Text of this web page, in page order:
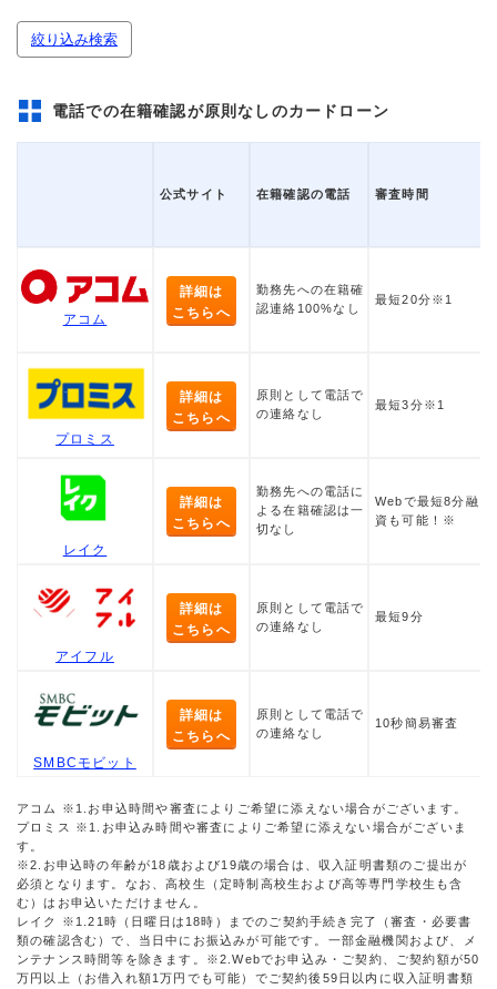
絞り込み検索
電話での在籍確認が原則なしのカードローン
公式サイト 在籍確認の電話 審査時間
アコム
詳細は
こちらへ
勤務先への在籍確
認連絡100%なし
最短20分※1
プロミス
詳細は
こちらへ
原則として電話で
の連絡なし
最短3分※1
レイク
詳細は
こちらへ
勤務先への電話に
よる在籍確認は一
切なし
Webで最短8分融
資も可能！※
アイフル
詳細は
こちらへ
原則として電話で
の連絡なし
最短9分
SMBCモビット
詳細は
こちらへ
原則として電話で
の連絡なし
10秒簡易審査
アコム ※1.お申込時間や審査によりご希望に添えない場合がございます。
プロミス ※1.お申込み時間や審査によりご希望に添えない場合がございま
す。
※2.お申込時の年齢が18歳および19歳の場合は、収入証明書類のご提出が
必須となります。なお、高校生（定時制高校生および高等専門学校生も含
む）はお申込いただけません。
レイク ※1.21時（日曜日は18時）までのご契約手続き完了（審査・必要書
類の確認含む）で、当日中にお振込みが可能です。一部金融機関および、メ
ンテナンス時間等を除きます。※2.Webでお申込み・ご契約、ご契約額が50
万円以上（お借入れ額1万円でも可能）でご契約後59日以内に収入証明書類